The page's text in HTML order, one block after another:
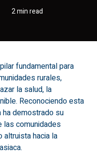
2 min read
fundamental para
rurales,
la salud, la
Reconociendo esta
ha demostrado su
las comunidades
altruista hacia la